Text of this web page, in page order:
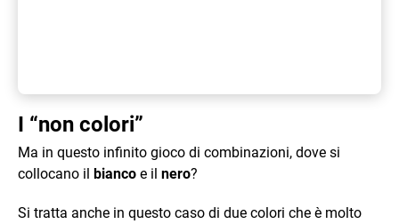
I “non colori”
Ma in questo infinito gioco di combinazioni, dove si
collocano il bianco e il nero?
Si tratta anche in questo caso di due colori che è molto